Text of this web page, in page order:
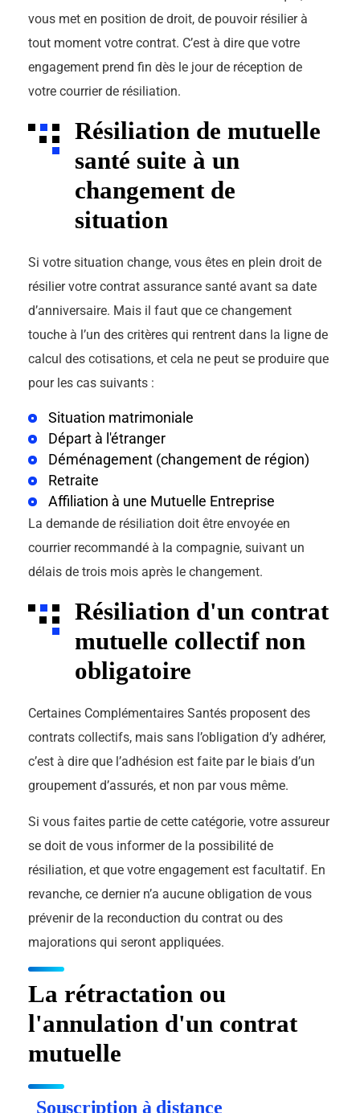
vous met en position de droit, de pouvoir résilier à
tout moment votre contrat. C’est à dire que votre
engagement prend fin dès le jour de réception de
votre courrier de résiliation.
Résiliation de mutuelle
santé suite à un
changement de
situation
Si votre situation change, vous êtes en plein droit de
résilier votre contrat assurance santé avant sa date
d’anniversaire. Mais il faut que ce changement
touche à l’un des critères qui rentrent dans la ligne de
calcul des cotisations, et cela ne peut se produire que
pour les cas suivants :
Situation matrimoniale
Départ à l'étranger
Déménagement (changement de région)
Retraite
Affiliation à une Mutuelle Entreprise
La demande de résiliation doit être envoyée en
courrier recommandé à la compagnie, suivant un
délais de trois mois après le changement.
Résiliation d'un contrat
mutuelle collectif non
obligatoire
Certaines Complémentaires Santés proposent des
contrats collectifs, mais sans l’obligation d’y adhérer,
c’est à dire que l’adhésion est faite par le biais d’un
groupement d’assurés, et non par vous même.
Si vous faites partie de cette catégorie, votre assureur
se doit de vous informer de la possibilité de
résiliation, et que votre engagement est facultatif. En
revanche, ce dernier n’a aucune obligation de vous
prévenir de la reconduction du contrat ou des
majorations qui seront appliquées.
La rétractation ou
l'annulation d'un contrat
mutuelle
Souscription à distance